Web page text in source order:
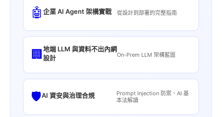
🤖 企業 AI Agent 架構實戰 從設計到部署的完整指南
🏢 地端 LLM 與資料不出內網
設計
On-Prem LLM 架構藍圖
🛡️AI 資安與治理合規
Prompt Injection 防禦、AI 基
本法解讀